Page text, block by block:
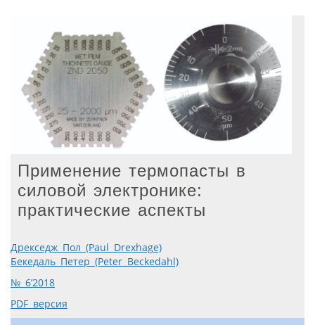
Применение термопасты в
силовой электронике:
практические аспекты
Дрекседж Пол (Paul Drexhage)
Бекедаль Петер (Peter Beckedahl)
№ 6’2018
PDF версия